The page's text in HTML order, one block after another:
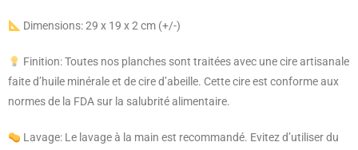
Dimensions: 29 x 19 x 2 cm (+/-)
Finition: Toutes nos planches sont traitées avec une cire artisanale
faite d’huile minérale et de cire d’abeille. Cette cire est conforme aux
normes de la FDA sur la salubrité alimentaire.
Lavage: Le lavage à la main est recommandé. Evitez d’utiliser du